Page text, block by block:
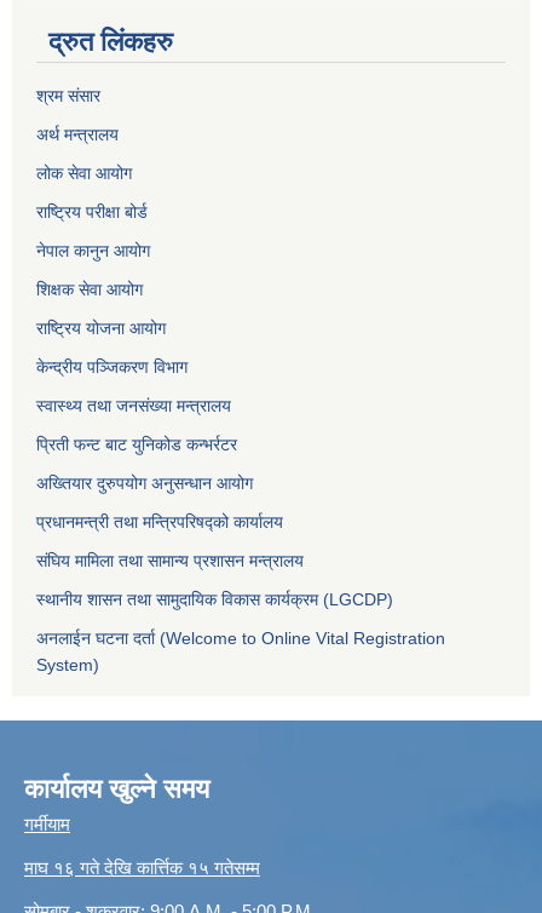
द्रुत लिंकहरु
श्रम संसार
अर्थ मन्त्रालय
लोक सेवा आयोग
राष्ट्रिय परीक्षा बोर्ड
नेपाल कानुन आयोग
शिक्षक सेवा आयोग
राष्ट्रिय योजना आयोग
केन्द्रीय पञ्जिकरण विभाग
स्वास्थ्य तथा जनसंख्या मन्त्रालय
प्रिती फन्ट बाट युनिकोड कन्भर्रटर
अख्तियार दुरुपयोग अनुसन्धान आयोग
प्रधानमन्त्री तथा मन्त्रिपरिषद्को कार्यालय
संघिय मामिला तथा सामान्य प्रशासन मन्त्रालय
स्थानीय शासन तथा सामुदायिक विकास कार्यक्रम (LGCDP)
अनलाईन घटना दर्ता (Welcome to Online Vital Registration
System)
कार्यालय खुल्ने समय
गर्मीयाम
माघ १६ गते देखि कार्त्तिक १५ गतेसम्म